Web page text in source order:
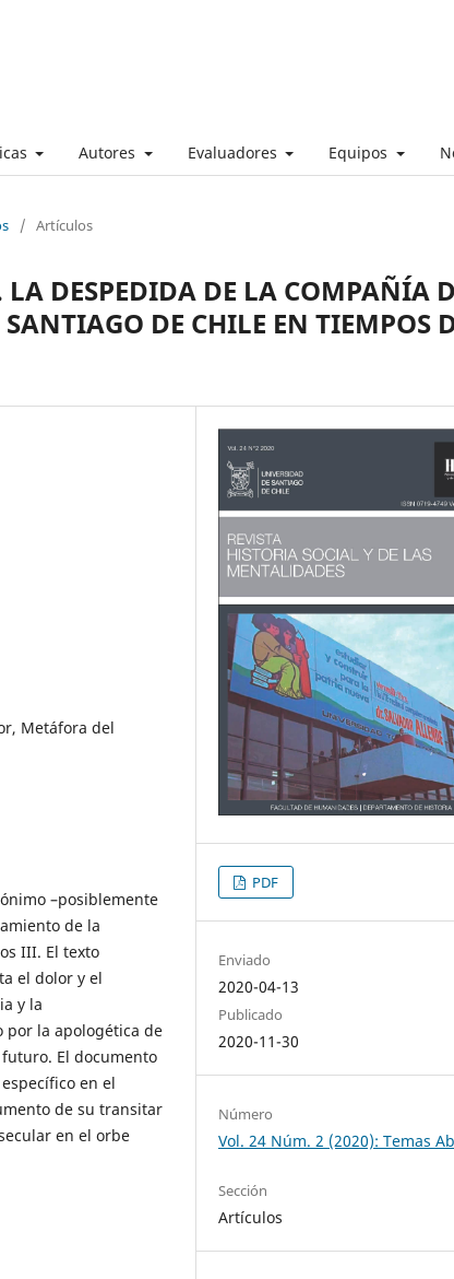
Autores Evaluadores Equipos
/ Artículos
LA DESPEDIDA DE LA COMPAÑÍA
DE CHILE EN TIEMPOS
Metáfora del
–posiblemente
de la
III. El texto
el dolor y el
y la
la apologética de
El documento
en el
de su transitar
en el orbe
PDF
Enviado
2020-04-13
Publicado
2020-11-30
Número
Vol. 24 Núm. 2 (2020): Temas
Sección
Artículos